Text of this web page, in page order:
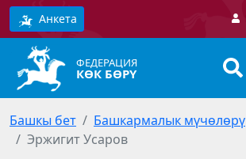
Анкета
ФЕДЕРАЦИЯ
КӨК БӨРҮ
Башкы бет
Башкармалык мүчөлөрү
Эржигит Усаров